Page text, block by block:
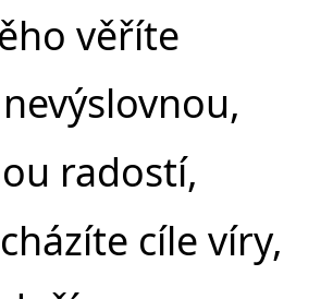
věříte
radostí,
cíle víry,